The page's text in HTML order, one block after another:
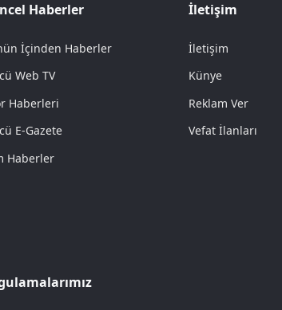
Haberler
İçinden Haberler
Web TV
Haberleri
E-Gazete
Haberler
İletişim
İletişim
Künye
Reklam Ver
Vefat İlanları